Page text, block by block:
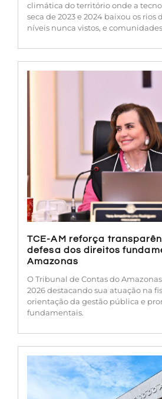
climática do território onde a
seca de 2023 e 2024 baixou os rios
níveis nunca vistos, e
TCE-AM reforça
defesa dos direitos
Amazonas
O Tribunal de Contas do
2026 destacando sua atuação na
orientação da gestão pública e
fundamentais.